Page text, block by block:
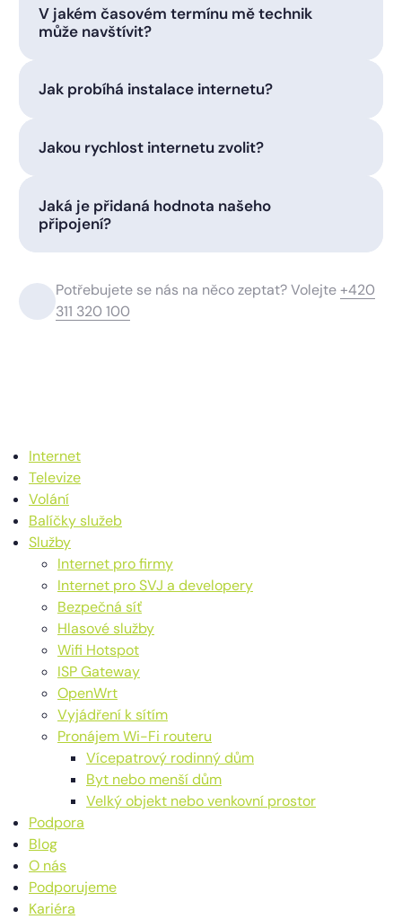
V jakém časovém termínu mě technik
může navštívit?
Jak probíhá instalace internetu?
Jakou rychlost internetu zvolit?
Jaká je přidaná hodnota našeho
připojení?
Potřebujete se nás na něco zeptat? Volejte+420
311 320 100
Internet
Televize
Volání
Balíčky služeb
Služby
Internet pro firmy
Internet pro SVJ a developery
Bezpečná síť
Hlasové služby
Wifi Hotspot
ISP Gateway
OpenWrt
Vyjádření k sítím
Pronájem Wi-Fi routeru
Vícepatrový rodinný dům
Byt nebo menší dům
Velký objekt nebo venkovní prostor
Podpora
Blog
O nás
Podporujeme
Kariéra